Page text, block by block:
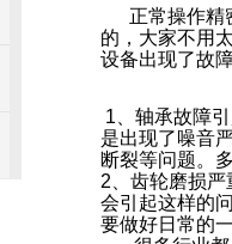
正常操作精
的，大家不用
设备出现了故
1、轴承故障
是出现了噪音
断裂等问题。
2、齿轮磨损
会引起这样的
要做好日常的